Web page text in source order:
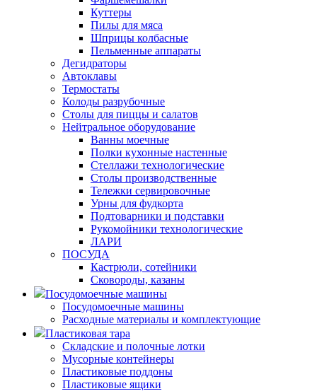
Куттеры
Пилы для мяса
Шприцы колбасные
Пельменные аппараты
Дегидраторы
Автоклавы
Термостаты
Колоды разрубочные
Столы для пиццы и салатов
Нейтральное оборудование
Ванны моечные
Полки кухонные настенные
Стеллажи технологические
Столы производственные
Тележки сервировочные
Урны для фудкорта
Подтоварники и подставки
Рукомойники технологические
ЛАРИ
ПОСУДА
Кастрюли, сотейники
Сковороды, казаны
Посудомоечные машины
Посудомоечные машины
Расходные материалы и комплектующие
Пластиковая тара
Складские и полочные лотки
Мусорные контейнеры
Пластиковые поддоны
Пластиковые ящики